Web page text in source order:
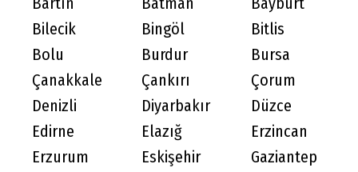
Bilecik
Bingöl
Bitlis
Bolu
Burdur
Bursa
Çanakkale
Çankırı
Çorum
Denizli
Diyarbakır
Düzce
Edirne
Elazığ
Erzincan
Erzurum
Eskişehir
Gaziantep